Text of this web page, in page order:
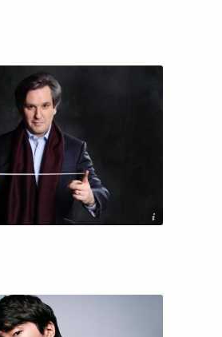
©Musacchio, Ianniello & Pasqualini